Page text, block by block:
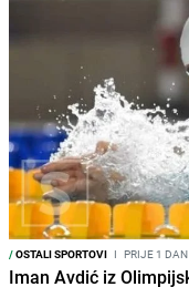
/OSTALI SPORTOVI I PRIJE 1 DAN
Iman Avdić iz